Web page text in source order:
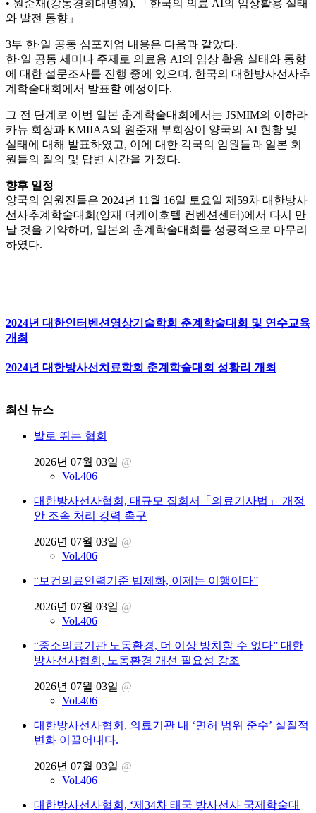
• 원준재(강동경희대병원), 「한국의 의료 AI의 임상활용 실태
와 발전 동향」
3부 한·일 공동 심포지엄 내용은 다음과 같았다.
한·일 공동 세미나 주제로 의료용 AI의 임상 활용 실태와 동향
에 대한 설문조사를 진행 중에 있으며, 한국의 대한방사선사추
계학술대회에서 발표할 예정이다.
그 전 단계로 이번 일본 춘계학술대회에서는 JSMIM의 이하라
카뉴 회장과 KMIIAA의 원준재 부회장이 양국의 AI 현황 및
실태에 대해 발표하였고, 이에 대한 각국의 임원들과 일본 회
원들의 질의 및 답변 시간을 가졌다.
향후 일정
양국의 임원진들은 2024년 11월 16일 토요일 제59차 대한방사
선사추계학술대회(양재 더케이호텔 컨벤션센터)에서 다시 만
날 것을 기약하며, 일본의 춘계학술대회를 성공적으로 마무리
하였다.
2024년 대한인터벤션영상기술학회 춘계학술대회 및 연수교육
개최
2024년 대한방사선치료학회 춘계학술대회 성황리 개최
최신 뉴스
발로 뛰는 협회
2026년 07월 03일 @
Vol.406
대한방사선사협회, 대규모 집회서「의료기사법」 개정
안 조속 처리 강력 촉구
2026년 07월 03일 @
Vol.406
“보건의료인력기준 법제화, 이제는 이행이다”
2026년 07월 03일 @
Vol.406
“중소의료기관 노동환경, 더 이상 방치할 수 없다” 대한
방사선사협회, 노동환경 개선 필요성 강조
2026년 07월 03일 @
Vol.406
대한방사선사협회, 의료기관 내 ‘면허 범위 준수’ 실질적
변화 이끌어내다.
2026년 07월 03일 @
Vol.406
대한방사선사협회, ‘제34차 태국 방사선사 국제학술대